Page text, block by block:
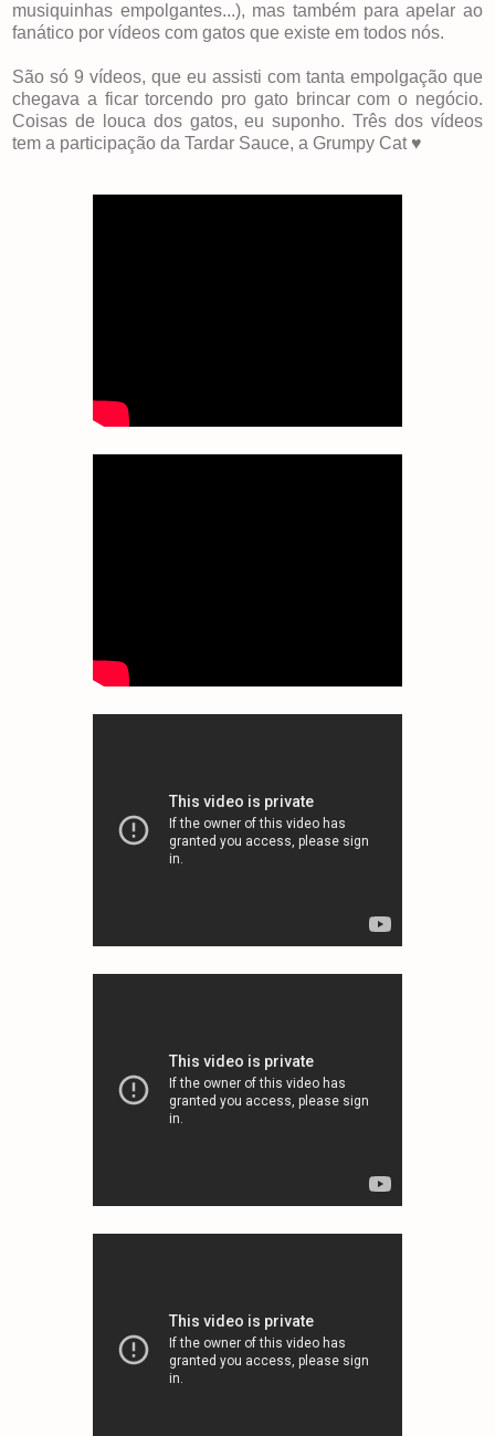
musiquinhas empolgantes...), mas também para apelar ao
fanático por vídeos com gatos que existe em todos nós.
São só 9 vídeos, que eu assisti com tanta empolgação que
chegava a ficar torcendo pro gato brincar com o negócio.
Coisas de louca dos gatos, eu suponho. Três dos vídeos
tem a participação da Tardar Sauce, a Grumpy Cat ♥